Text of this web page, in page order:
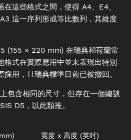
這些格式之間，使得 A4、E4、
這一序列形成等比數列，其維度
(155 × 220 mm) 在瑞典和荷蘭常
格式在實際應用中並未表現出特別
用，且瑞典標準目前已被撤回。
包含相同的尺寸，但存在一個編號
D5，以此類推。
寬度 x 高度 (英吋)